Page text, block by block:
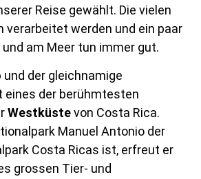
Reise gewählt. Die vielen
verarbeitet werden und ein paar
am Meer tun immer gut.
und der gleichnamige
der berühmtesten
Westküstevon Costa Rica.
Manuel Antonio der
Costa Ricas ist, erfreut er
grossen Tier- und